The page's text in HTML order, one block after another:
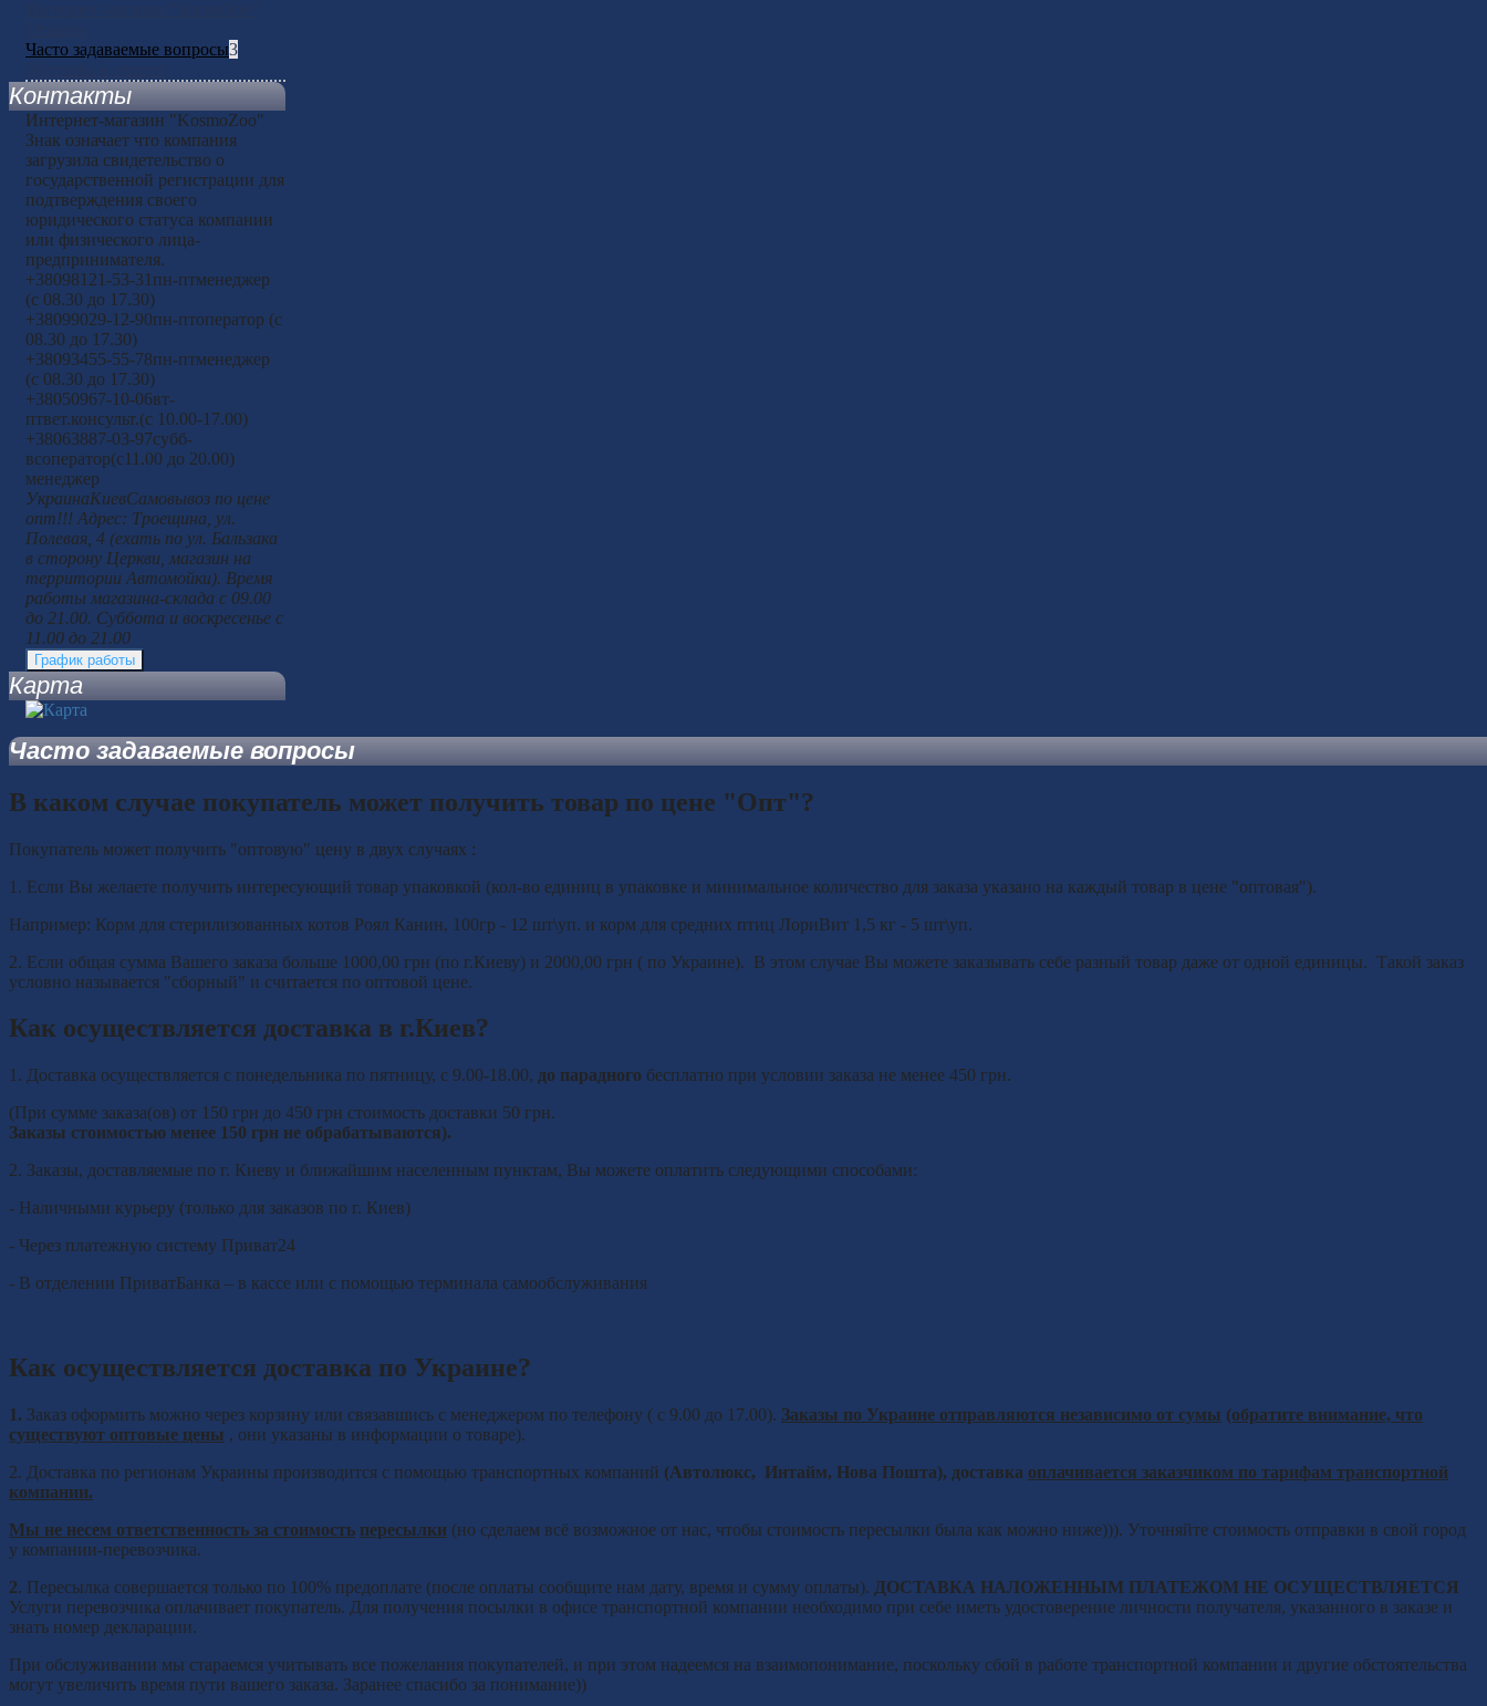
Часто задаваемые вопросы3
Контакты
Интернет-магазин "KosmoZoo"
Знак означает что компания
загрузила свидетельство о
государственной регистрации для
подтверждения своего
юридического статуса компании
или физического лица-
предпринимателя.
+38098121-53-31 пн-птменеджер
(с 08.30 до 17.30)
+38099029-12-90пн-птоператор (с
08.30 до 17.30)
+38093455-55-78пн-птменеджер
(с 08.30 до 17.30)
+38050967-10-06вт-
птвет.консульт.(с 10.00-17.00)
+38063887-03-97субб-
всоператор(с11.00 до 20.00)
менеджер
УкраинаКиевСамовывоз по цене
опт!!! Адрес: Троещина, ул.
Полевая, 4 (ехать по ул. Бальзака
в сторону Церкви, магазин на
территории Автомойки). Время
работы магазина-склада с 09.00
до 21.00. Суббота и воскресенье с
11.00 до 21.00
График работы
Карта
Часто задаваемые вопросы
В каком случае покупатель может получить товар по цене "Опт"?
Покупатель может получить "оптовую" цену в двух случаях :
1. Если Вы желаете получить интересующий товар упаковкой (кол-во единиц в упаковке и минимальное количество для заказа указано на каждый товар в цене "оптовая").
Например: Корм для стерилизованных котов Роял Канин, 100гр - 12 шт\уп. и корм для средних птиц ЛориВит 1,5 кг - 5 шт\уп.
2. Если общая сумма Вашего заказа больше 1000,00 грн (по г.Киеву) и 2000,00 грн ( по Украине). В этом случае Вы можете заказывать себе разный товар даже от одной единицы. Такой заказ
условно называется "сборный" и считается по оптовой цене.
Как осуществляется доставка в г.Киев?
1. Доставка осуществляется с понедельника по пятницу, с 9.00-18.00, до парадного бесплатно при условии заказа не менее 450 грн.
(При сумме заказа(ов) от 150 грн до 450 грн стоимость доставки 50 грн.
Заказы стоимостью менее 150 грн не обрабатываются).
2. Заказы, доставляемые по г. Киеву и ближайшим населенным пунктам, Вы можете оплатить следующими способами:
- Наличными курьеру (только для заказов по г. Киев)
- Через платежную систему Приват24
- В отделении ПриватБанка – в кассе или с помощью терминала самообслуживания
Как осуществляется доставка по Украине?
1. Заказ оформить можно через корзину или связавшись с менеджером по телефону ( с 9.00 до 17.00). Заказы по Украине отправляются независимо от сумы (обратите внимание, что
существуют оптовые цены , они указаны в информации о товаре).
2. Доставка по регионам Украины производится с помощью транспортных компаний (Автолюкс, Интайм, Нова Пошта), доставка оплачивается заказчиком по тарифам транспортной
компании.
Мы не несем ответственность за стоимость пересылки (но сделаем всё возможное от нас, чтобы стоимость пересылки была как можно ниже))). Уточняйте стоимость отправки в свой город
у компании-перевозчика.
2. Пересылка совершается только по 100% предоплате (после оплаты сообщите нам дату, время и сумму оплаты). ДОСТАВКА НАЛОЖЕННЫМ ПЛАТЕЖОМ НЕ ОСУЩЕСТВЛЯЕТСЯ
Услуги перевозчика оплачивает покупатель. Для получения посылки в офисе транспортной компании необходимо при себе иметь удостоверение личности получателя, указанного в заказе и
знать номер декларации.
При обслуживании мы стараемся учитывать все пожелания покупателей, и при этом надеемся на взаимопонимание, поскольку сбой в работе транспортной компании и другие обстоятельства
могут увеличить время пути вашего заказа. Заранее спасибо за понимание))